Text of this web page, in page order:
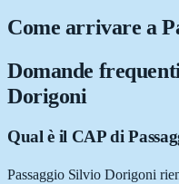
Come arrivare a
Domande
Dorigoni
Qual è il CAP di
Passaggio Silvio Dorigoni